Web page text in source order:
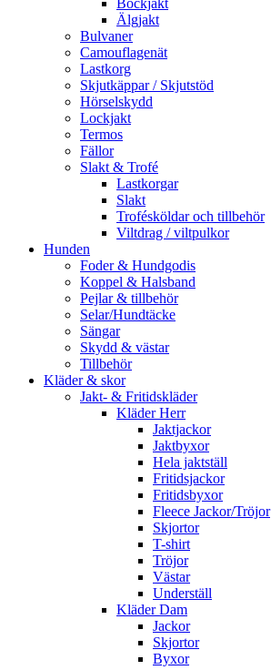
Älgjakt
Bulvaner
Camouflagenät
Lastkorg
Skjutkäppar / Skjutstöd
Hörselskydd
Lockjakt
Termos
Fällor
Slakt & Trofé
Lastkorgar
Slakt
Trofésköldar och tillbehör
Viltdrag / viltpulkor
Hunden
Foder & Hundgodis
Koppel & Halsband
Pejlar & tillbehör
Selar/Hundtäcke
Sängar
Skydd & västar
Tillbehör
Kläder & skor
Jakt- & Fritidskläder
Kläder Herr
Jaktjackor
Jaktbyxor
Hela jaktställ
Fritidsjackor
Fritidsbyxor
Fleece Jackor/Tröjor
Skjortor
T-shirt
Tröjor
Västar
Underställ
Kläder Dam
Jackor
Skjortor
Byxor